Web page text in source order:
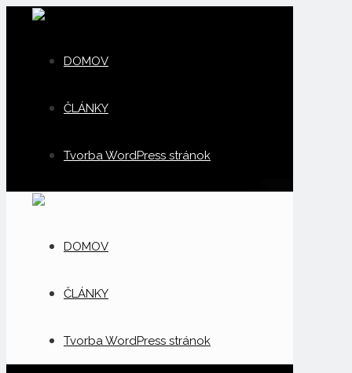
DOMOV
ČLÁNKY
Tvorba WordPress stránok
DOMOV
ČLÁNKY
Tvorba WordPress stránok